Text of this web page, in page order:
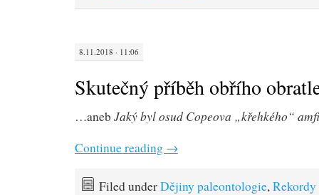
8.11.2018 · 11:06
Skutečný příběh obřího
…aneb Jaký byl osud Copeova „křehkého“
Continue reading →
Filed underDějiny paleontologie, Rekordy